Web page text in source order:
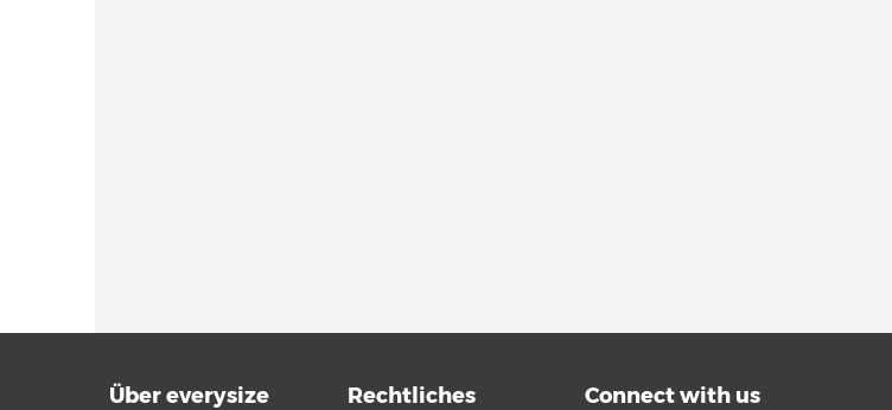
Über everysize Rechtliches Connect with us